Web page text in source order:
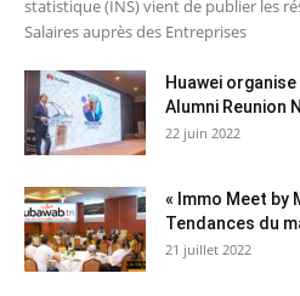
statistique (INS) vient de publier les
Salaires auprès des Entreprises
Huawei
Alumni Reunion
22 juin 2022
« Immo Meet by
Tendances du
21 juillet 2022